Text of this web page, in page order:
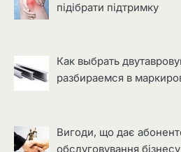
підібрати підтримку
Как выбрать
разбираемся в
Вигоди, що дає
обслуговування бізнесу